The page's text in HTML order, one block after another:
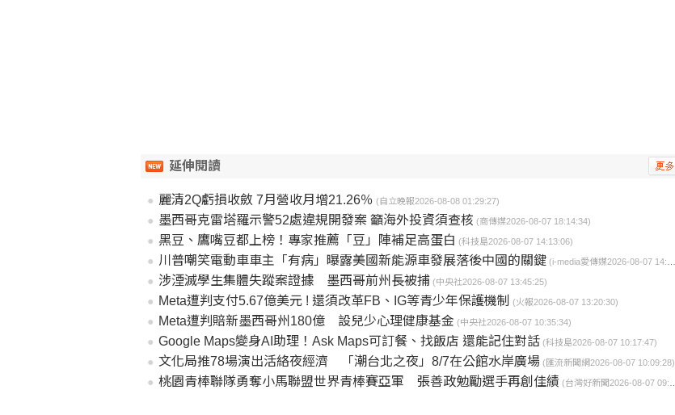
延伸閱讀
麗清2Q虧損收斂 7月營收月增21.26％ (自立晚報2026-08-08 01:29:27)
墨西哥克雷塔羅示警52處違規開發案 籲海外投資須查核 (商傳媒2026-08-07 18:14:34)
黑豆、鷹嘴豆都上榜！專家推薦「豆」陣補足高蛋白 (科技島2026-08-07 14:13:06)
川普嘲笑電動車車主「有病」曝露美國新能源車發展落後中國的關鍵 (i-media愛傳媒2026-08-07 14:09:00)
涉湮滅學生集體失蹤案證據 墨西哥前州長被捕 (中央社2026-08-07 13:45:25)
Meta遭判支付5.67億美元 ! 還須改革FB、IG等青少年保護機制 (火報2026-08-07 13:20:30)
Meta遭判賠新墨西哥州180億 設兒少心理健康基金 (中央社2026-08-07 10:35:34)
Google Maps變身AI助理！Ask Maps可訂餐、找飯店 還能記住對話 (科技島2026-08-07 10:17:47)
文化局推78場演出活絡夜經濟 「潮台北之夜」8/7在公館水岸廣場 (匯流新聞網2026-08-07 10:09:28)
桃園青棒聯隊勇奪小馬聯盟世界青棒賽亞軍 張善政勉勵選手再創佳績 (台灣好新聞2026-08-07 09:57:19)